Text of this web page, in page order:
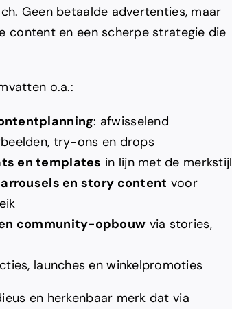
Geen betaalde advertenties, maar
content en een scherpe strategie die
o.a.:
: afwisselend
try-ons en drops
en templates in lijn met de merkstijl
en story content voor
community-opbouw via stories,
launches en winkelpromoties
en herkenbaar merk dat via